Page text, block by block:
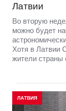
Латвии
Во вторую
можно будет
Хотя в Латвии
жители страны
ЛАТВИЯ